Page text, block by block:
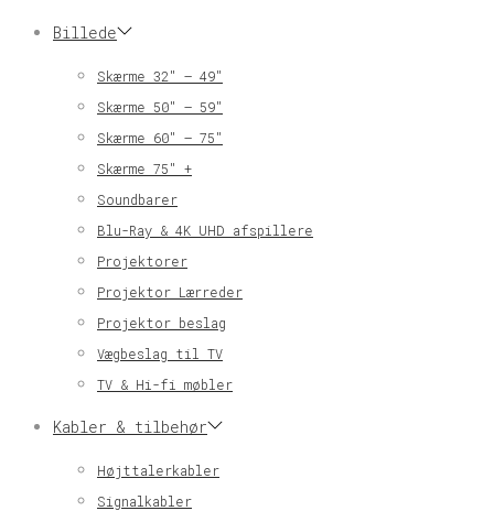
Billede
Skærme 32″ – 49″
Skærme 50″ – 59″
Skærme 60″ – 75″
Skærme 75″ +
Soundbarer
Blu-Ray & 4K UHD afspillere
Projektorer
Projektor Lærreder
Projektor beslag
Vægbeslag til TV
TV & Hi-fi møbler
Kabler & tilbehør
Højttalerkabler
Signalkabler